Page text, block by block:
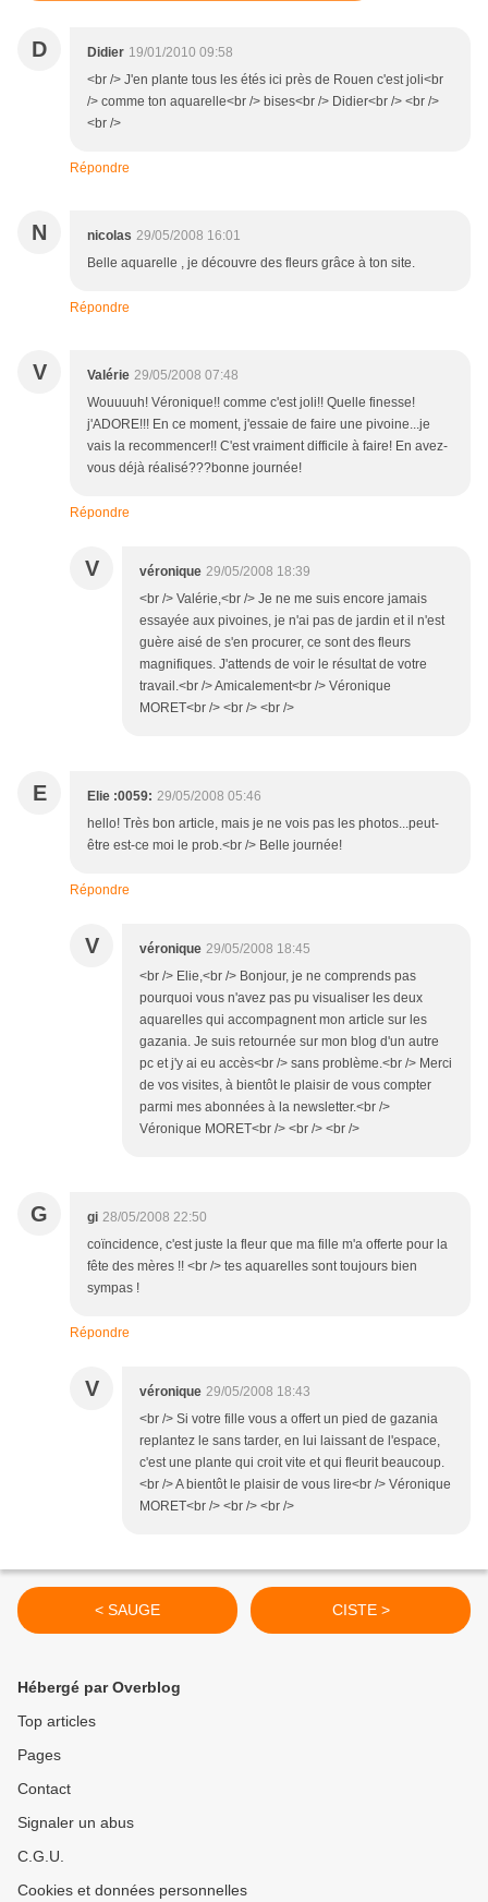
D Didier 19/01/2010 09:58
<br /> J'en plante tous les étés ici près de Rouen c'est joli<br
/> comme ton aquarelle<br /> bises<br /> Didier<br /> <br />
<br />
Répondre
N nicolas 29/05/2008 16:01
Belle aquarelle , je découvre des fleurs grâce à ton site.
Répondre
V Valérie 29/05/2008 07:48
Wouuuuh! Véronique!! comme c'est joli!! Quelle finesse!
j'ADORE!!! En ce moment, j'essaie de faire une pivoine...je
vais la recommencer!! C'est vraiment difficile à faire! En avez-
vous déjà réalisé???bonne journée!
Répondre
V véronique 29/05/2008 18:39
<br /> Valérie,<br /> Je ne me suis encore jamais
essayée aux pivoines, je n'ai pas de jardin et il n'est
guère aisé de s'en procurer, ce sont des fleurs
magnifiques. J'attends de voir le résultat de votre
travail.<br /> Amicalement<br /> Véronique
MORET<br /> <br /> <br />
E Elie :0059: 29/05/2008 05:46
hello! Très bon article, mais je ne vois pas les photos...peut-
être est-ce moi le prob.<br /> Belle journée!
Répondre
V véronique 29/05/2008 18:45
<br /> Elie,<br /> Bonjour, je ne comprends pas
pourquoi vous n'avez pas pu visualiser les deux
aquarelles qui accompagnent mon article sur les
gazania. Je suis retournée sur mon blog d'un autre
pc et j'y ai eu accès<br /> sans problème.<br /> Merci
de vos visites, à bientôt le plaisir de vous compter
parmi mes abonnées à la newsletter.<br />
Véronique MORET<br /> <br /> <br />
G gi 28/05/2008 22:50
coïncidence, c'est juste la fleur que ma fille m'a offerte pour la
fête des mères !! <br /> tes aquarelles sont toujours bien
sympas !
Répondre
V véronique 29/05/2008 18:43
<br /> Si votre fille vous a offert un pied de gazania
replantez le sans tarder, en lui laissant de l'espace,
c'est une plante qui croit vite et qui fleurit beaucoup.
<br /> A bientôt le plaisir de vous lire<br /> Véronique
MORET<br /> <br /> <br />
< SAUGE CISTE >
Hébergé par Overblog
Top articles
Pages
Contact
Signaler un abus
C.G.U.
Cookies et données personnelles